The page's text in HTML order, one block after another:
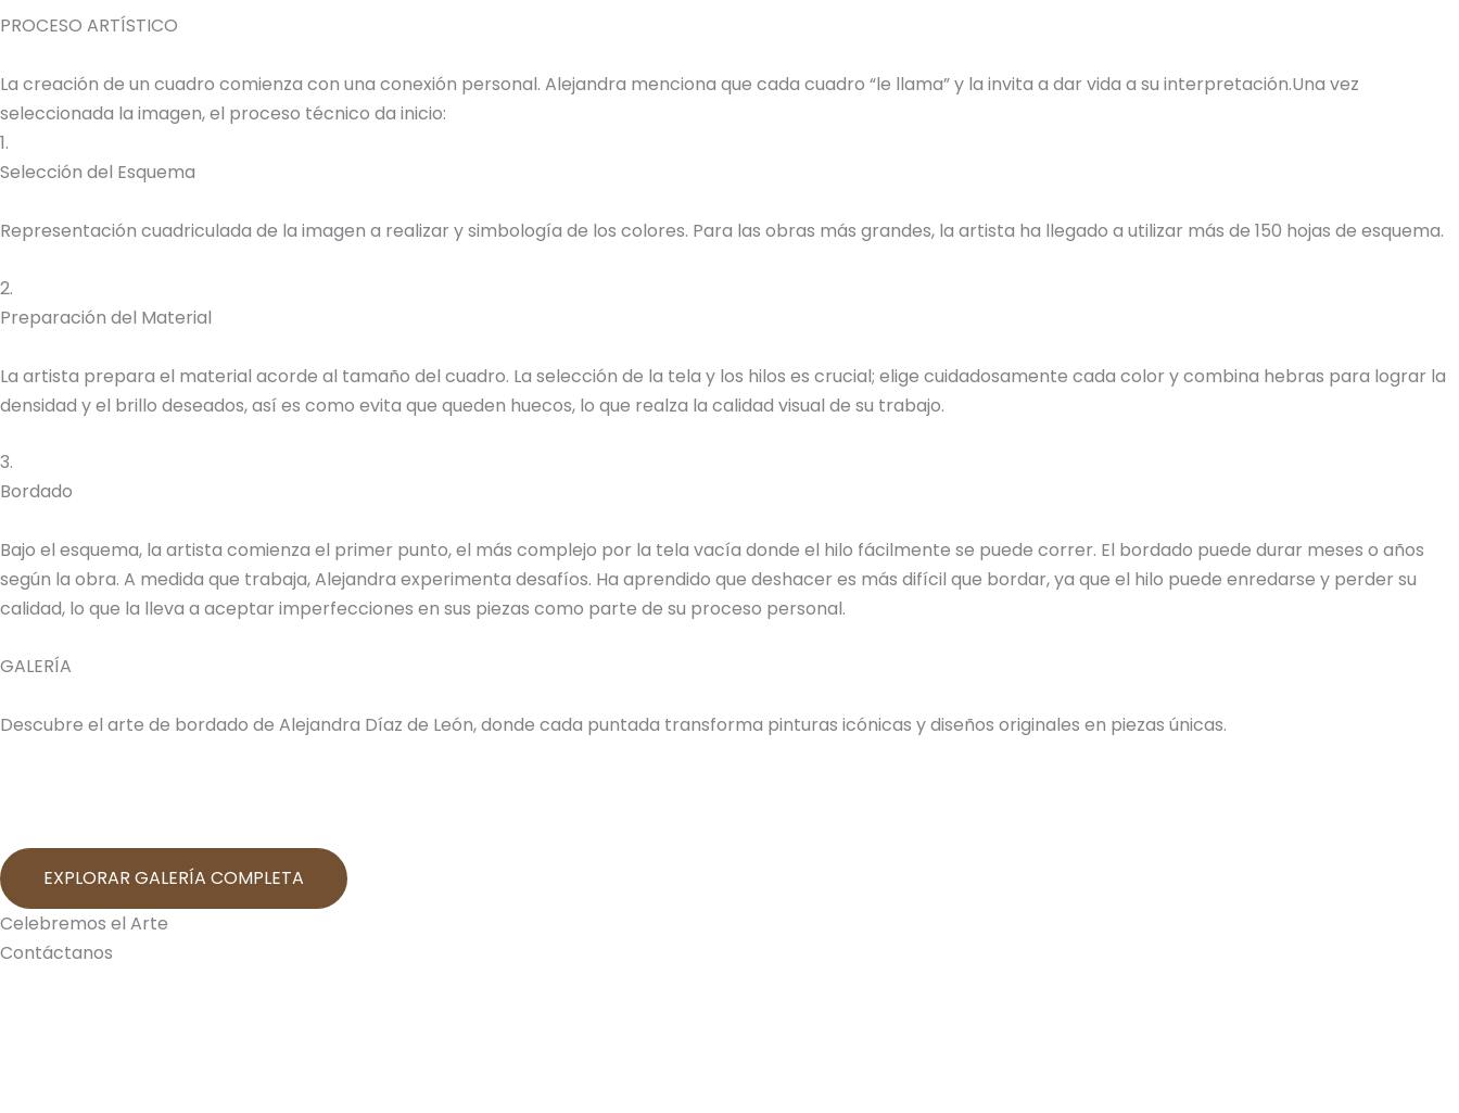
PROCESO ARTÍSTICO
La creación de un cuadro comienza con una conexión personal. Alejandra menciona que cada cuadro “le llama” y la invita a dar vida a su interpretación.Una vez
seleccionada la imagen, el proceso técnico da inicio:
1.
Selección del Esquema
Representación cuadriculada de la imagen a realizar y simbología de los colores. Para las obras más grandes, la artista ha llegado a utilizar más de 150 hojas de esquema.
2.
Preparación del Material
La artista prepara el material acorde al tamaño del cuadro. La selección de la tela y los hilos es crucial; elige cuidadosamente cada color y combina hebras para lograr la
densidad y el brillo deseados, así es como evita que queden huecos, lo que realza la calidad visual de su trabajo.
3.
Bordado
Bajo el esquema, la artista comienza el primer punto, el más complejo por la tela vacía donde el hilo fácilmente se puede correr. El bordado puede durar meses o años
según la obra. A medida que trabaja, Alejandra experimenta desafíos. Ha aprendido que deshacer es más difícil que bordar, ya que el hilo puede enredarse y perder su
calidad, lo que la lleva a aceptar imperfecciones en sus piezas como parte de su proceso personal.
GALERÍA
Descubre el arte de bordado de Alejandra Díaz de León, donde cada puntada transforma pinturas icónicas y diseños originales en piezas únicas.
EXPLORAR GALERÍA COMPLETA
Celebremos el Arte
Contáctanos